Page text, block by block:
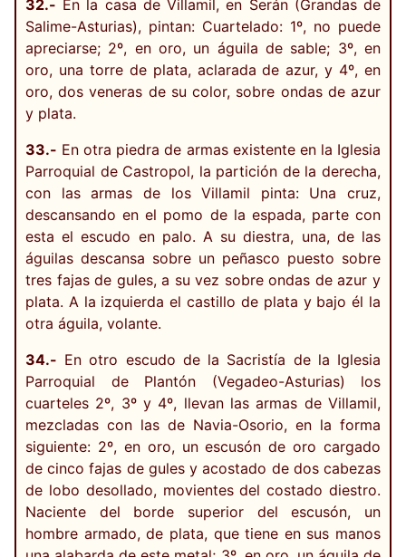
32.- En la casa de Villamil, en Serán (Grandas de
Salime-Asturias), pintan: Cuartelado: 1º, no puede
apreciarse; 2º, en oro, un águila de sable; 3º, en
oro, una torre de plata, aclarada de azur, y 4º, en
oro, dos veneras de su color, sobre ondas de azur
y plata.
33.- En otra piedra de armas existente en la Iglesia
Parroquial de Castropol, la partición de la derecha,
con las armas de los Villamil pinta: Una cruz,
descansando en el pomo de la espada, parte con
esta el escudo en palo. A su diestra, una, de las
águilas descansa sobre un peñasco puesto sobre
tres fajas de gules, a su vez sobre ondas de azur y
plata. A la izquierda el castillo de plata y bajo él la
otra águila, volante.
34.- En otro escudo de la Sacristía de la Iglesia
Parroquial de Plantón (Vegadeo-Asturias) los
cuarteles 2º, 3º y 4º, llevan las armas de Villamil,
mezcladas con las de Navia-Osorio, en la forma
siguiente: 2º, en oro, un escusón de oro cargado
de cinco fajas de gules y acostado de dos cabezas
de lobo desollado, movientes del costado diestro.
Naciente del borde superior del escusón, un
hombre armado, de plata, que tiene en sus manos